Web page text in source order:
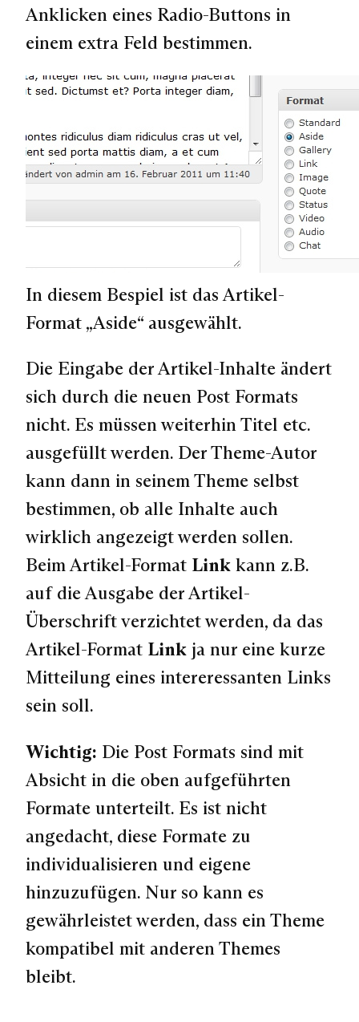
Anklicken eines Radio-Buttons in
einem extra Feld bestimmen.
In diesem Bespiel ist das Artikel-
Format „Aside“ ausgewählt.
Die Eingabe der Artikel-Inhalte ändert
sich durch die neuen Post Formats
nicht. Es müssen weiterhin Titel etc.
ausgefüllt werden. Der Theme-Autor
kann dann in seinem Theme selbst
bestimmen, ob alle Inhalte auch
wirklich angezeigt werden sollen.
Beim Artikel-Format Link kann z.B.
auf die Ausgabe der Artikel-
Überschrift verzichtet werden, da das
Artikel-Format Link ja nur eine kurze
Mitteilung eines intereressanten Links
sein soll.
Wichtig: Die Post Formats sind mit
Absicht in die oben aufgeführten
Formate unterteilt. Es ist nicht
angedacht, diese Formate zu
individualisieren und eigene
hinzuzufügen. Nur so kann es
gewährleistet werden, dass ein Theme
kompatibel mit anderen Themes
bleibt.